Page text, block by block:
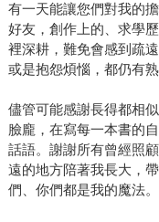
有一天能讓您們對我的
好友，創作上的、求學
裡深耕，難免會感到疏
或是抱怨煩惱，都仍有
儘管可能感謝長得都相
臉龐，在寫每一本書的
話語。謝謝所有曾經照
遠的地方陪著我長大，
們、你們都是我的魔法。